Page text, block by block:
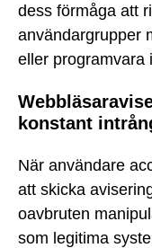
dess förmåga att
användargrupper
eller programvara
konstant
När användare
att skicka
oavbruten
som legitima